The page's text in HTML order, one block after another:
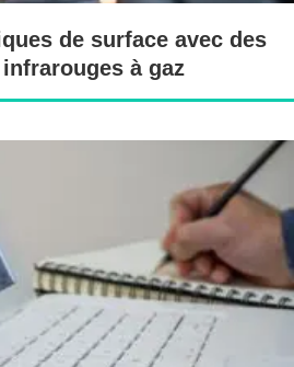
de surface avec des
à gaz